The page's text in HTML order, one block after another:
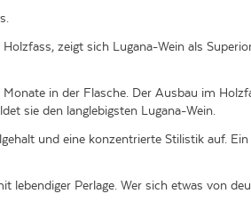
zeigt sich Lugana-Wein als
in der Flasche. Der Ausbau im
sie den langlebigsten Lugana-Wein.
und eine konzentrierte Stilistik auf.
lebendiger Perlage. Wer sich etwas von